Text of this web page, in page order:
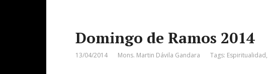
Domingo de Ramos 2014
13/04/2014 Mons. Martin Dávila Gandara Tags: Espiritualidad,